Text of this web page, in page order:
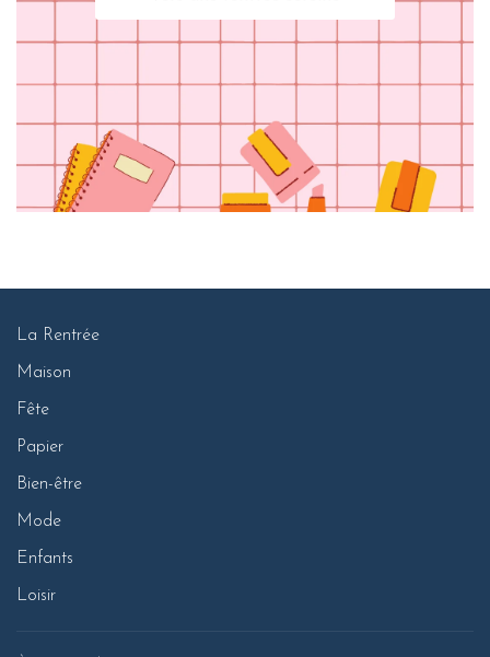
La Rentrée
Maison
Fête
Papier
Bien-être
Mode
Enfants
Loisir